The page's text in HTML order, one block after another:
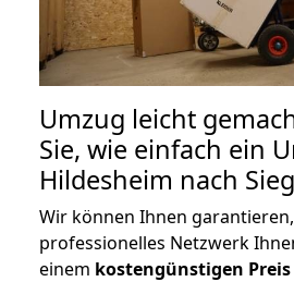
Umzug leicht
Sie, wie einfach ein
Hildesheim nach
Wir können Ihnen
professionelles Netzwerk
einem kostengünstigen Preis